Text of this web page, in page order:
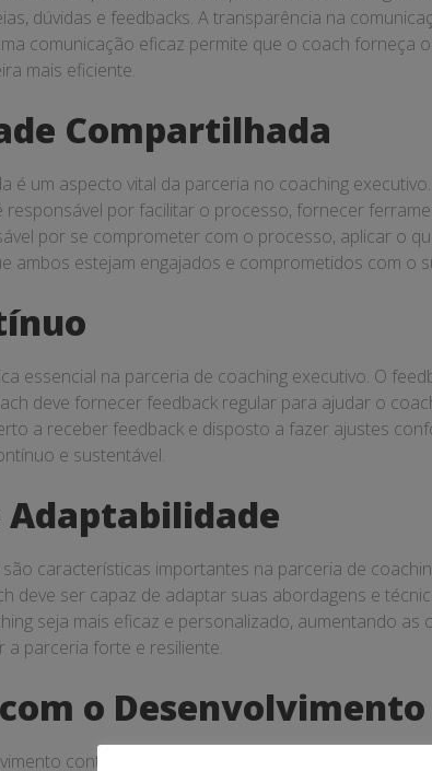
dúvidas e feedbacks. A transparência na
comunicação eficaz permite que o coach
mais eficiente.
Compartilhada
é um aspecto vital da parceria no coaching
responsável por facilitar o processo, fornecer
por se comprometer com o processo, aplicar o
ambos estejam engajados e comprometidos com o
essencial na parceria de coaching executivo. O
deve fornecer feedback regular para ajudar o
a receber feedback e disposto a fazer ajustes
e sustentável.
Adaptabilidade
características importantes na parceria de
deve ser capaz de adaptar suas abordagens e
seja mais eficaz e personalizado, aumentando
a parceria forte e resiliente.
o
contínuo é um elemento chave na parceria